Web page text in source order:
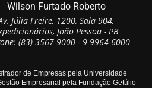
Wilson Furtado Roberto
Júlia Freire, 1200, Sala 904,
João Pessoa - PB
(83) 3567-9000 - 9 9964-6000
de Empresas pela Universidade
Empresarial pela Fundação Getúlio